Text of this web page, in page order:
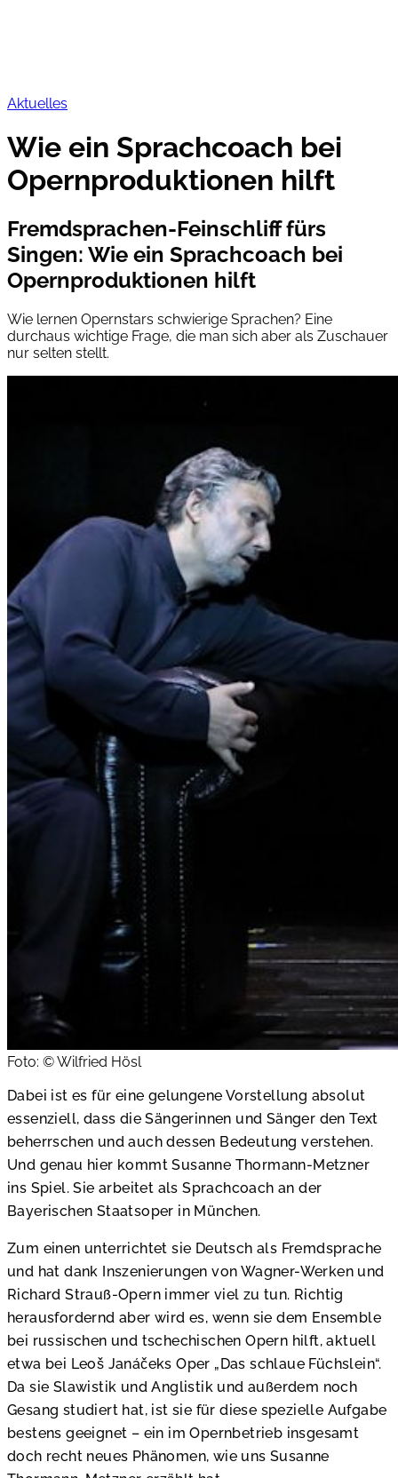
Aktuelles
Wie ein Sprachcoach bei
Opernproduktionen hilft
Fremdsprachen-Feinschliff fürs
Singen: Wie ein Sprachcoach bei
Opernproduktionen hilft
Wie lernen Opernstars schwierige Sprachen? Eine
durchaus wichtige Frage, die man sich aber als Zuschauer
nur selten stellt.
Foto: © Wilfried Hösl
Dabei ist es für eine gelungene Vorstellung absolut
essenziell, dass die Sängerinnen und Sänger den Text
beherrschen und auch dessen Bedeutung verstehen.
Und genau hier kommt Susanne Thormann-Metzner
ins Spiel. Sie arbeitet als Sprachcoach an der
Bayerischen Staatsoper in München.
Zum einen unterrichtet sie Deutsch als Fremdsprache
und hat dank Inszenierungen von Wagner-Werken und
Richard Strauß-Opern immer viel zu tun. Richtig
herausfordernd aber wird es, wenn sie dem Ensemble
bei russischen und tschechischen Opern hilft, aktuell
etwa bei Leoš Janáčeks Oper „Das schlaue Füchslein“.
Da sie Slawistik und Anglistik und außerdem noch
Gesang studiert hat, ist sie für diese spezielle Aufgabe
bestens geeignet – ein im Opernbetrieb insgesamt
doch recht neues Phänomen, wie uns Susanne